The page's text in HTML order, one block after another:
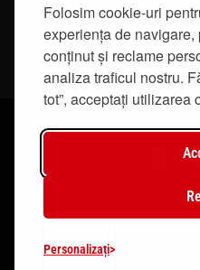
Folosim cookie-uri
experiența de
conținut și reclame
analiza traficul nostru.
tot”, acceptați utilizarea
Personalizați
integrității
7 august
© 2019 - IasiTV Life.